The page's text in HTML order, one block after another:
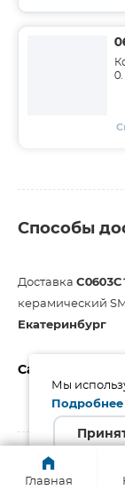
Способы
Доставка
керамический
Екатеринбург
Самовывоз из
от 1 раб. дня
Главная
Мы
Подробнее